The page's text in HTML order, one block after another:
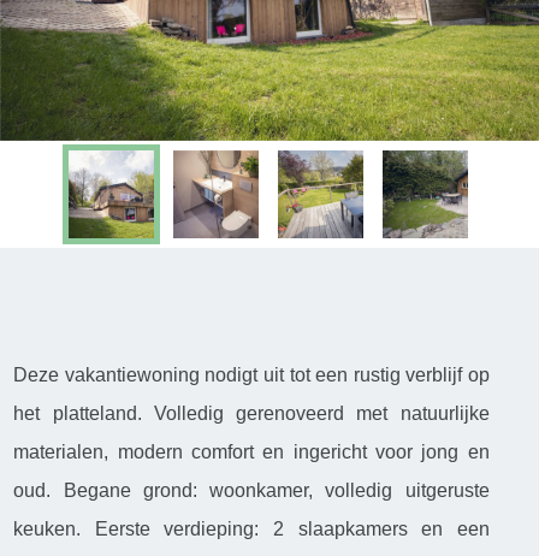
Deze vakantiewoning nodigt uit tot een rustig verblijf op
het platteland. Volledig gerenoveerd met natuurlijke
materialen, modern comfort en ingericht voor jong en
oud. Begane grond: woonkamer, volledig uitgeruste
keuken. Eerste verdieping: 2 slaapkamers en een